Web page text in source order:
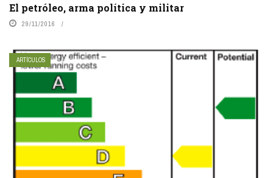
El petróleo, arma política y militar
29/11/2016
ARTÍCULOS